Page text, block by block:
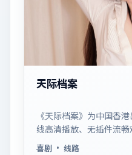
天际档案
《天际档案》为中国香
线高清播放、无插件流
明，适合休闲一口气追看。
喜剧· 线路